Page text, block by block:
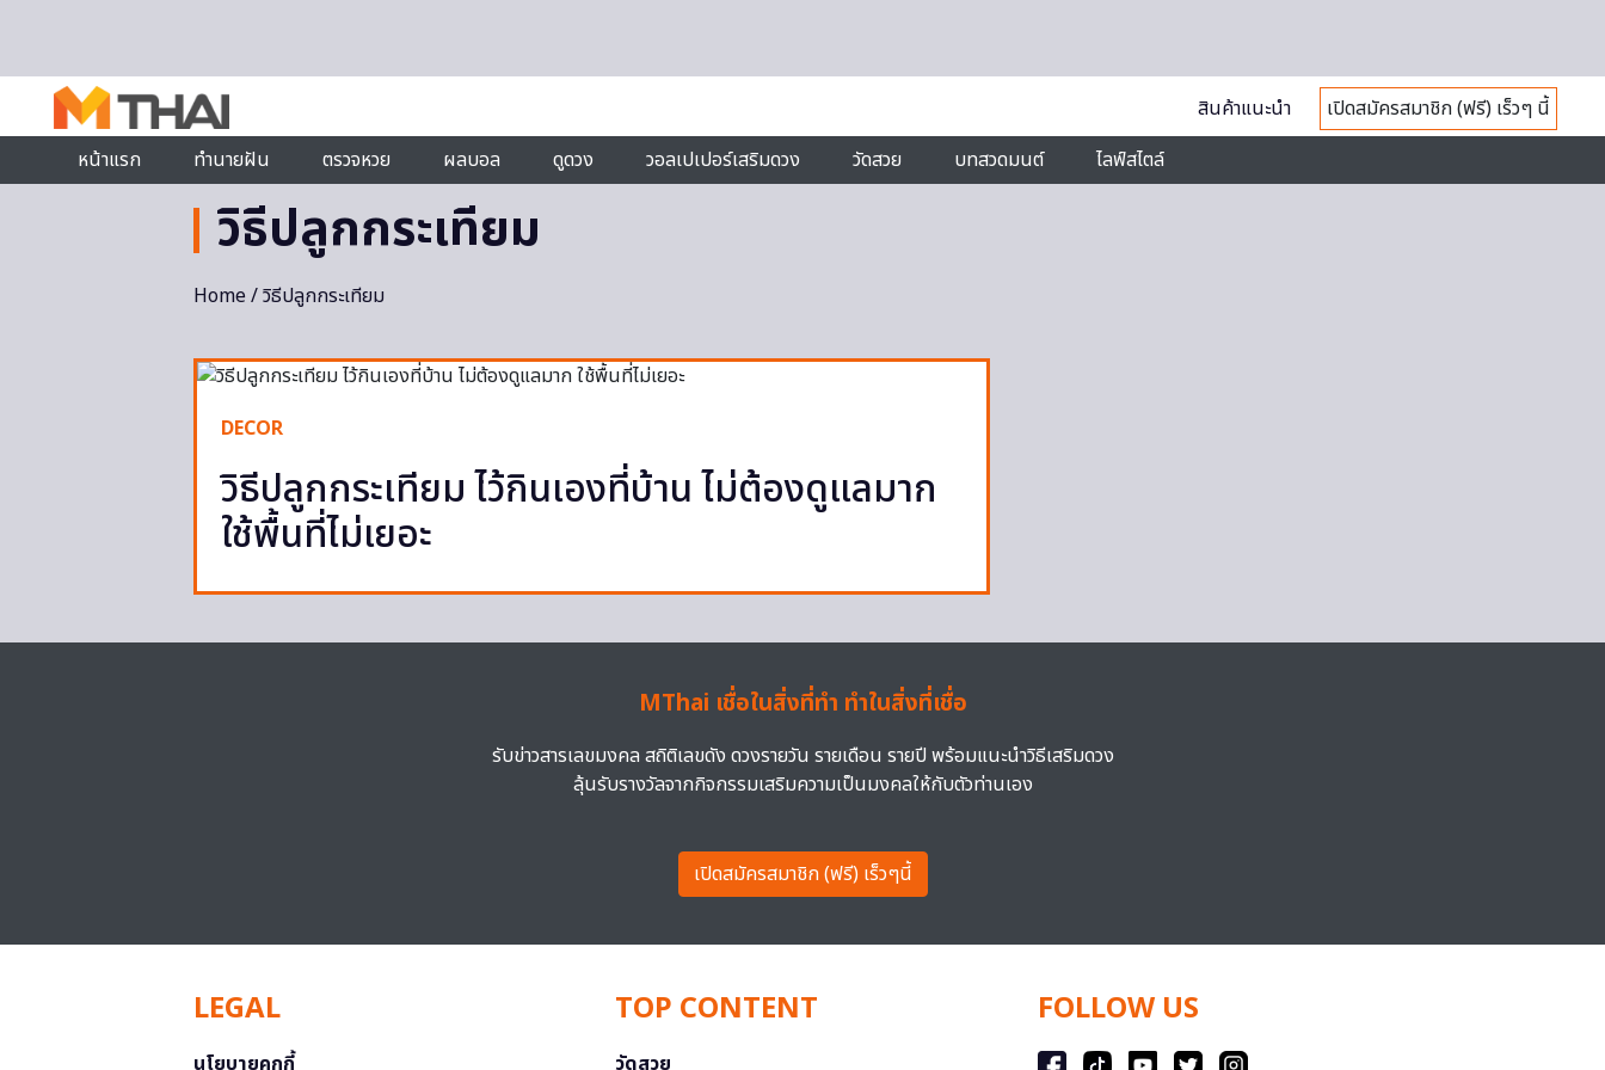
สินค้าแนะนำ
เปิดสมัครสมาชิก (ฟรี) เร็วๆ นี้
หน้าแรก
ทำนายฝัน ตรวจหวย ผลบอล ดูดวง วอลเปเปอร์เสริมดวง วัดสวย บทสวดมนต์ ไลฟ์สไตล์
วิธีปลูกกระเทียม
Home/ วิธีปลูกกระเทียม
DECOR
วิธีปลูกกระเทียม ไว้กินเองที่บ้าน ไม่ต้องดูแลมาก
ใช้พื้นที่ไม่เยอะ
MThai เชื่อในสิ่งที่ทำ ทำในสิ่งที่เชื่อ
รับข่าวสารเลขมงคล สถิติเลขดัง ดวงรายวัน รายเดือน รายปี พร้อมแนะนำวิธีเสริมดวง
ลุ้นรับรางวัลจากกิจกรรมเสริมความเป็นมงคลให้กับตัวท่านเอง
เปิดสมัครสมาชิก (ฟรี) เร็วๆนี้
LEGAL
นโยบายคุกกี้
TOP CONTENT
วัดสวย
FOLLOW US